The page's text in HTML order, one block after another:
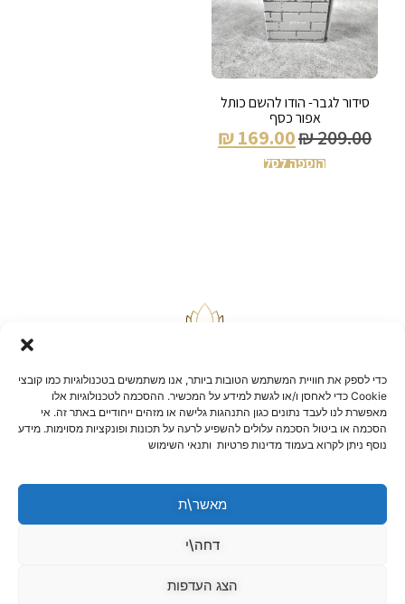
כדי לספק את חוויית המשתמש הטובות ביותר, אנו משתמשים בטכנולוגיות כמו קובצי
Cookie כדי לאחסן ו/או לגשת למידע על המכשיר. ההסכמה לטכנולוגיות אלו
מאפשרת לנו לעבד נתונים כגון התנהגות גלישה או מזהים ייחודיים באתר זה. אי
הסכמה או ביטול הסכמה עלולים להשפיע לרעה על תכונות ופונקציות מסוימות. מידע
נוסף ניתן לקרוא בעמוד מדינות פרטיות ותנאי השימוש
מאשר\ת
דחה\י
הצג העדפות
סידור לגבר- הודו להשם כותל
אפור כסף
₪209.00
₪169.00
הוספה לסל
בלוג
שאלות ותשובות
תקנון אתר
הצהרת נגישות
מדיניות החזרות וביטולים